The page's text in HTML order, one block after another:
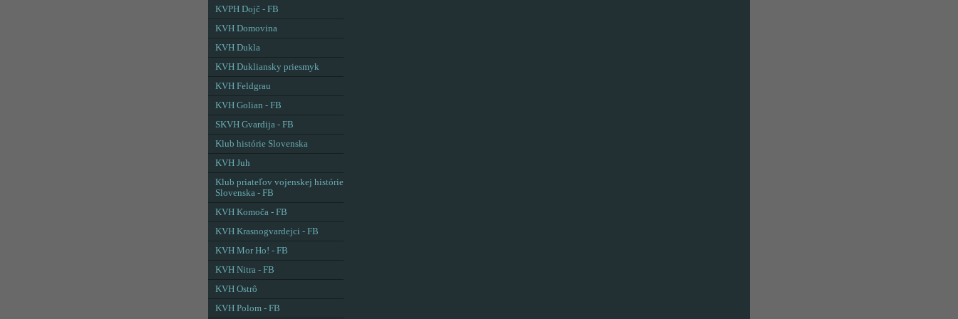
KVPH Dojč - FB
KVH Domovina
KVH Dukla
KVH Dukliansky priesmyk
KVH Feldgrau
KVH Golian - FB
SKVH Gvardija - FB
Klub histórie Slovenska
KVH Juh
Klub priateľov vojenskej histórie
Slovenska - FB
KVH Komoča - FB
KVH Krasnogvardejci - FB
KVH Mor Ho! - FB
KVH Nitra - FB
KVH Ostrô
KVH Polom - FB